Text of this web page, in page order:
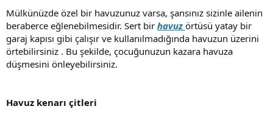
Mülkünüzde özel bir havuzunuz varsa, şansınız sizinle ailenin
beraberce eğlenebilmesidir. Sert bir havuz örtüsü yatay bir
garaj kapısı gibi çalışır ve kullanılmadığında havuzun üzerini
örtebilirsiniz . Bu şekilde, çocuğunuzun kazara havuza
düşmesini önleyebilirsiniz.
Havuz kenarı çitleri